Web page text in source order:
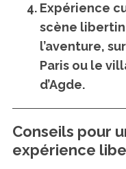
Expérience
scène
l’aventure,
Paris ou le
d’Agde.
Conseils pour
expérience